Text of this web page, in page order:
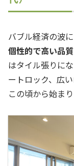
バブル経済の波
個性的で高い品
はタイル張りに
ートロック、広
この頃から始まり